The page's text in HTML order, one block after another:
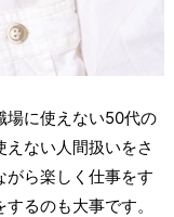
場に使えない50代の
ない人間扱いをさ
がら楽しく仕事をす
るのも大事です。